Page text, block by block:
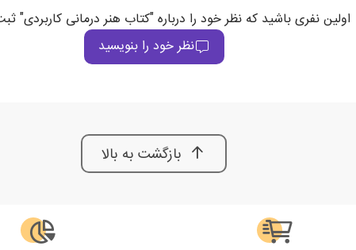
اولین نفری باشید که نظر خود را درباره "کتاب هنر درمانی کاربردی"
نظر خود را بنویسید
بازگشت به بالا